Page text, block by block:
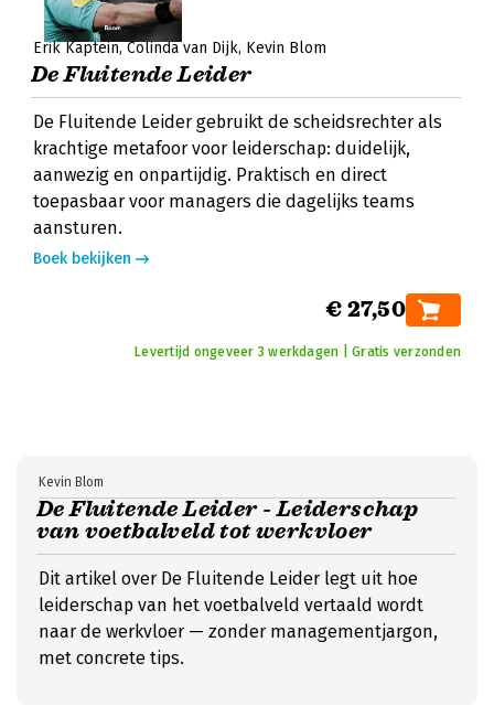
Erik Kaptein Colinda van Dijk Kevin Blom
De Fluitende Leider
De Fluitende Leider gebruikt de scheidsrechter als
krachtige metafoor voor leiderschap: duidelijk,
aanwezig en onpartijdig. Praktisch en direct
toepasbaar voor managers die dagelijks teams
aansturen.
Boek bekijken
€ 27,50
Levertijd ongeveer 3 werkdagen | Gratis verzonden
De Fluitende Leider - Leiderschap
van voetbalveld tot werkvloer
Kevin Blom
Dit artikel over De Fluitende Leider legt uit hoe
leiderschap van het voetbalveld vertaald wordt
naar de werkvloer — zonder managementjargon,
met concrete tips.